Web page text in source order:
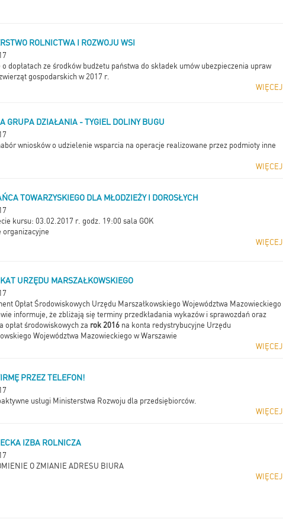
ROLNICTWA I ROZWOJU WSI
dopłatach ze środków budżetu państwa do składek umów ubezpieczenia upraw
gospodarskich w 2017 r.
WIĘCEJ
GRUPA DZIAŁANIA - TYGIEL DOLINY BUGU
wniosków o udzielenie wsparcia na operacje realizowane przez podmioty inne
WIĘCEJ
TOWARZYSKIEGO DLA MŁODZIEŻY I DOROSŁYCH
kursu: 03.02.2017 r. godz. 19:00 sala GOK
organizacyjne
WIĘCEJ
URZĘDU MARSZAŁKOWSKIEGO
Opłat Środowiskowych Urzędu Marszałkowskiego Województwa Mazowieckiego
informuje, że zbliżają się terminy przedkładania wykazów i sprawozdań oraz
opłat środowiskowych za rok 2016 na konta redystrybucyjne Urzędu
Województwa Mazowieckiego w Warszawie
WIĘCEJ
PRZEZ TELEFON!
usługi Ministerstwa Rozwoju dla przedsiębiorców.
WIĘCEJ
IZBA ROLNICZA
O ZMIANIE ADRESU BIURA
WIĘCEJ